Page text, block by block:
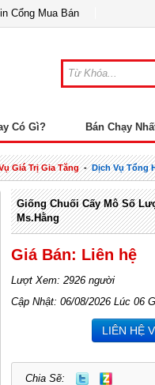
Cổng Mua Bán
Có Gì? Bán Chạy
Giá Trị Gia Tăng-Dịch Vụ Tổng
Giống Chuối Cấy Mô Số
Ms.Hằng
Giá Bán: Liên hệ
Lượt Xem: 2926 người
Cập Nhật: 06/08/2026 Lúc 06
LIÊN HỆ
Chia Sẽ: